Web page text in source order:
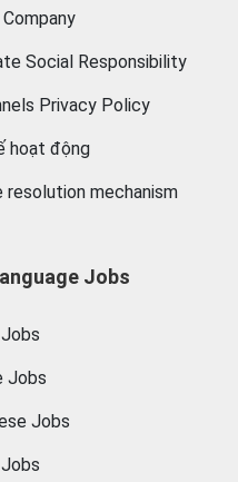
Social Responsibility
Privacy Policy
hoạt động
resolution mechanism
Jobs
Jobs
Jobs